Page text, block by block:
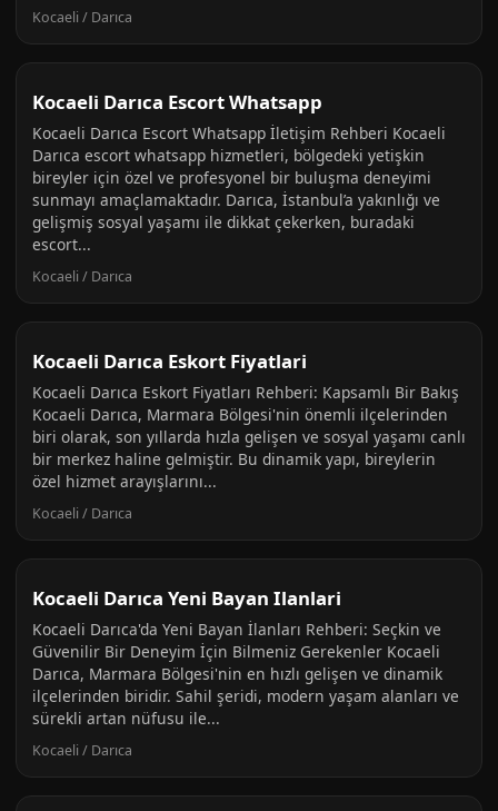
Kocaeli / Darıca
Kocaeli Darıca Escort Whatsapp
Kocaeli Darıca Escort Whatsapp İletişim Rehberi Kocaeli
Darıca escort whatsapp hizmetleri, bölgedeki yetişkin
bireyler için özel ve profesyonel bir buluşma deneyimi
sunmayı amaçlamaktadır. Darıca, İstanbul’a yakınlığı ve
gelişmiş sosyal yaşamı ile dikkat çekerken, buradaki
escort...
Kocaeli / Darıca
Kocaeli Darıca Eskort Fiyatlari
Kocaeli Darıca Eskort Fiyatları Rehberi: Kapsamlı Bir Bakış
Kocaeli Darıca, Marmara Bölgesi'nin önemli ilçelerinden
biri olarak, son yıllarda hızla gelişen ve sosyal yaşamı canlı
bir merkez haline gelmiştir. Bu dinamik yapı, bireylerin
özel hizmet arayışlarını...
Kocaeli / Darıca
Kocaeli Darıca Yeni Bayan Ilanlari
Kocaeli Darıca'da Yeni Bayan İlanları Rehberi: Seçkin ve
Güvenilir Bir Deneyim İçin Bilmeniz Gerekenler Kocaeli
Darıca, Marmara Bölgesi'nin en hızlı gelişen ve dinamik
ilçelerinden biridir. Sahil şeridi, modern yaşam alanları ve
sürekli artan nüfusu ile...
Kocaeli / Darıca